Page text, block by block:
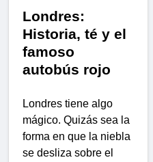
Londres:
Historia, té y el
famoso
autobús rojo
Londres tiene algo
mágico. Quizás sea la
forma en que la niebla
se desliza sobre el